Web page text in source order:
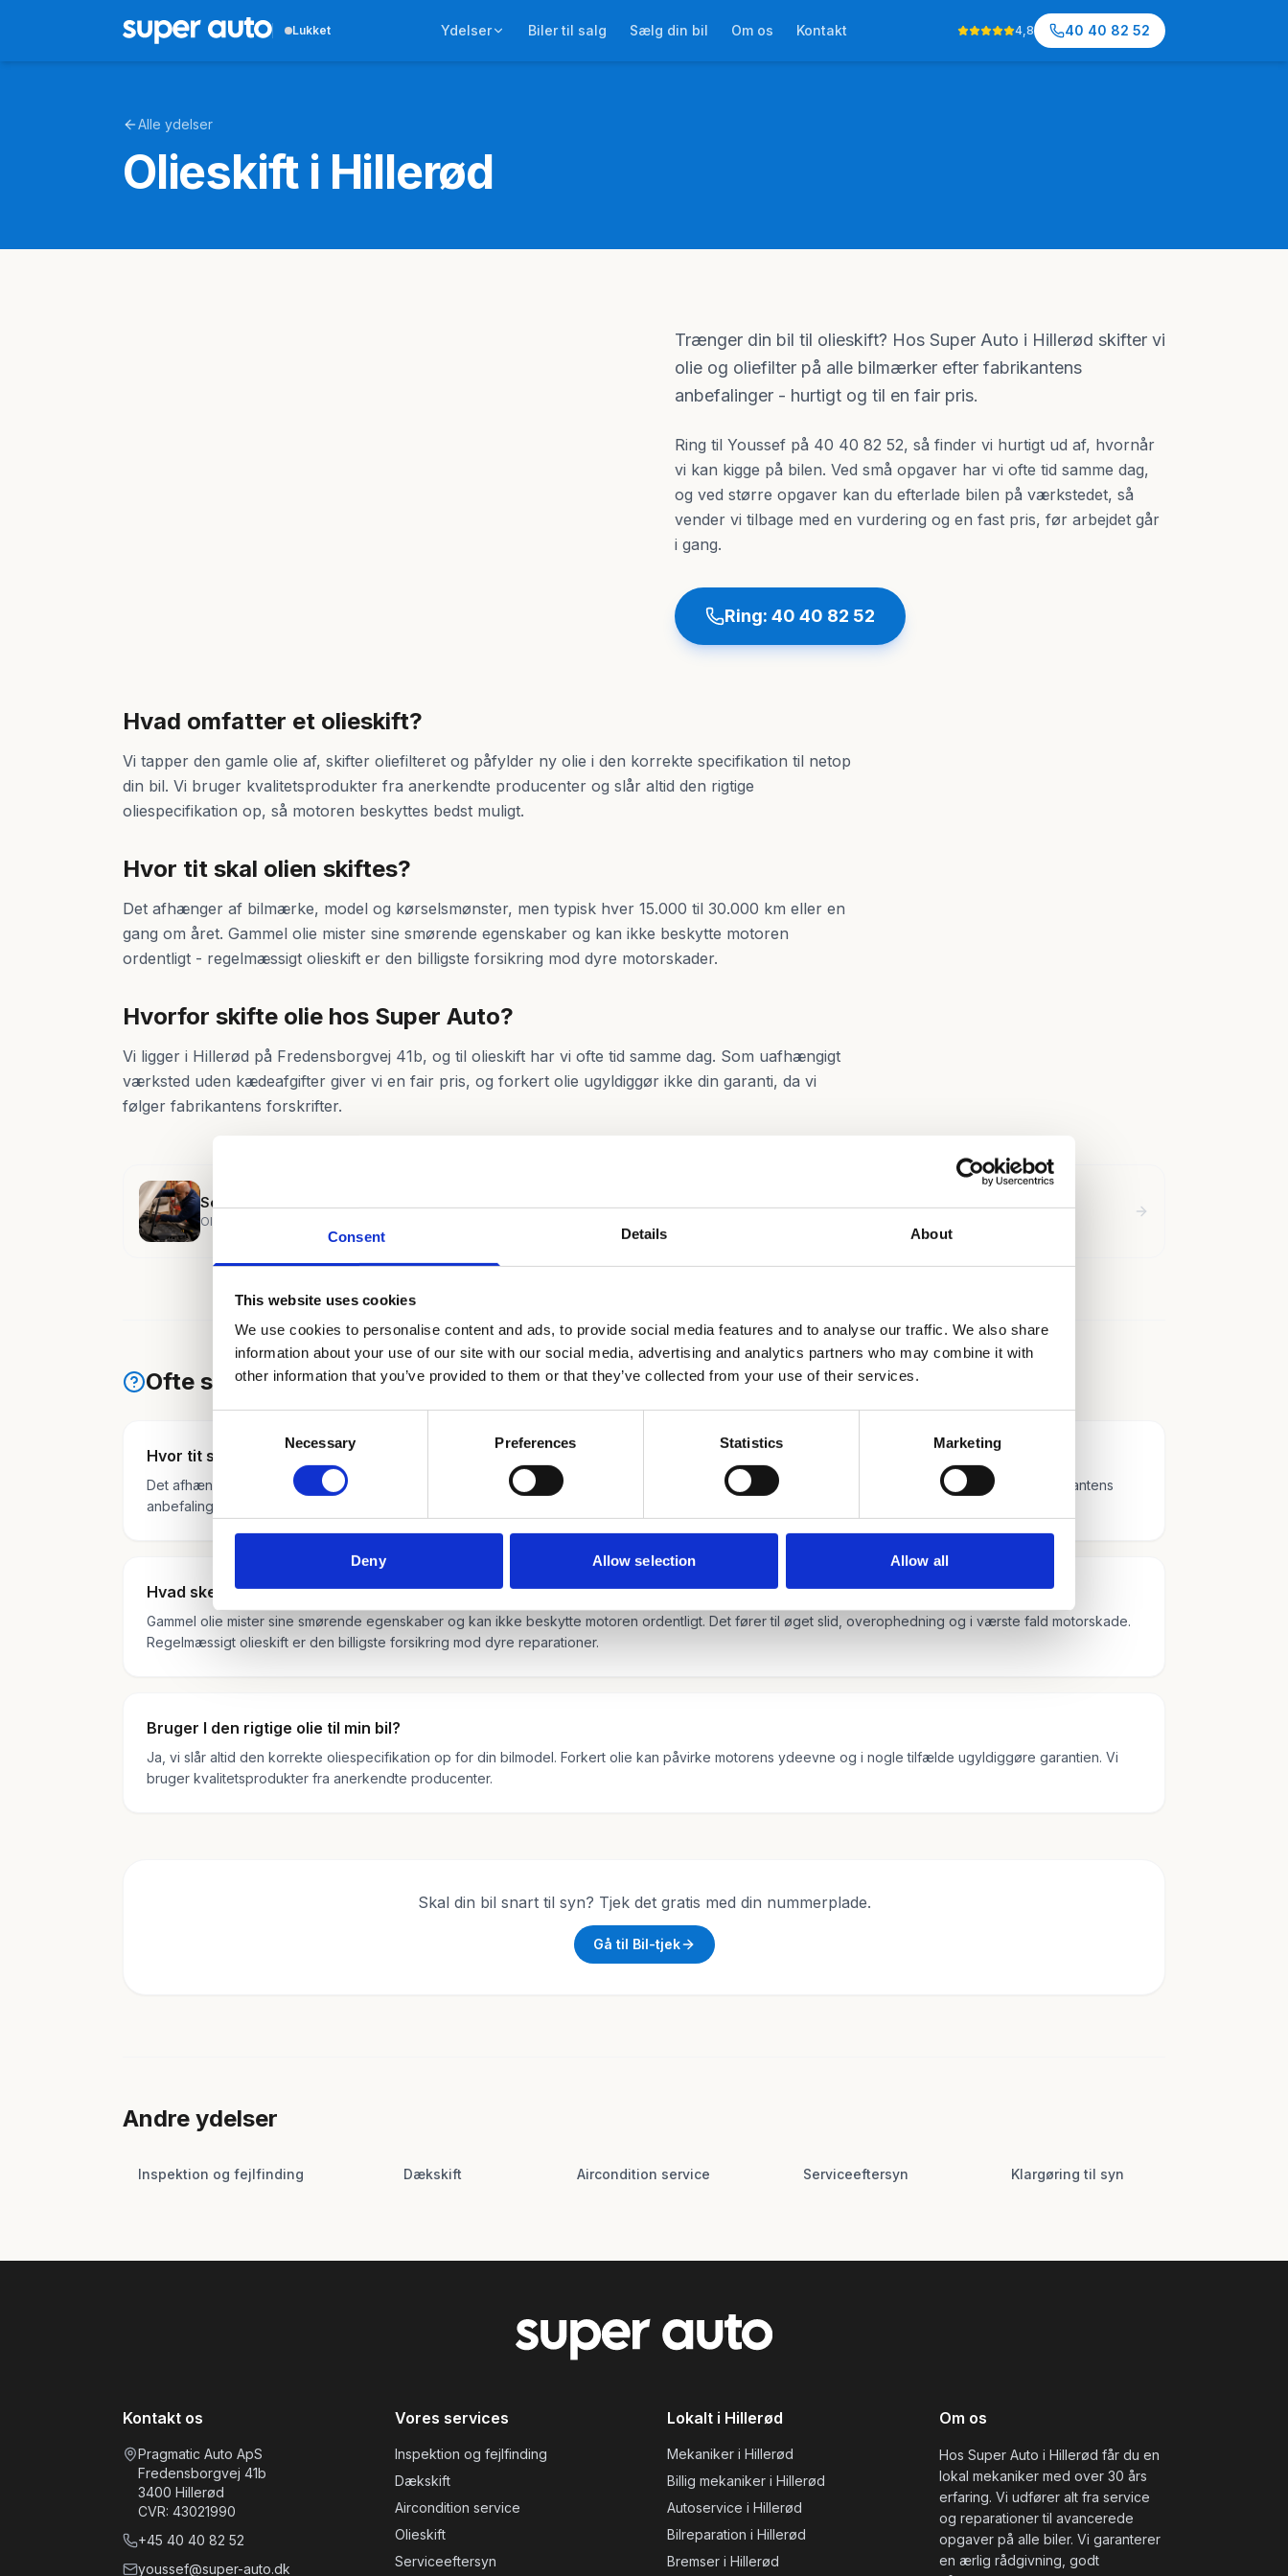
Consent Details About
This website uses cookies
We use cookies to personalise content and ads, to provide social media features and to analyse our traffic. We also share
information about your use of our site with our social media, advertising and analytics partners who may combine it with
other information that you’ve provided to them or that they’ve collected from your use of their services.
Necessary Preferences Statistics Marketing
Deny Allow selection Allow all
Lukket Ydelser Biler til salg Sælg din bil Om os Kontakt 4,8 40 40 82 52
Alle ydelser
Olieskift i Hillerød
Trænger din bil til olieskift? Hos Super Auto i Hillerød skifter vi
olie og oliefilter på alle bilmærker efter fabrikantens
anbefalinger - hurtigt og til en fair pris.
Ring til Youssef på 40 40 82 52, så finder vi hurtigt ud af, hvornår
vi kan kigge på bilen. Ved små opgaver har vi ofte tid samme dag,
og ved større opgaver kan du efterlade bilen på værkstedet, så
vender vi tilbage med en vurdering og en fast pris, før arbejdet går
i gang.
Ring: 40 40 82 52
Hvad omfatter et olieskift?
Vi tapper den gamle olie af, skifter oliefilteret og påfylder ny olie i den korrekte specifikation til netop
din bil. Vi bruger kvalitetsprodukter fra anerkendte producenter og slår altid den rigtige
oliespecifikation op, så motoren beskyttes bedst muligt.
Hvor tit skal olien skiftes?
Det afhænger af bilmærke, model og kørselsmønster, men typisk hver 15.000 til 30.000 km eller en
gang om året. Gammel olie mister sine smørende egenskaber og kan ikke beskytte motoren
ordentligt - regelmæssigt olieskift er den billigste forsikring mod dyre motorskader.
Hvorfor skifte olie hos Super Auto?
Vi ligger i Hillerød på Fredensborgvej 41b, og til olieskift har vi ofte tid samme dag. Som uafhængigt
værksted uden kædeafgifter giver vi en fair pris, og forkert olie ugyldiggør ikke din garanti, da vi
følger fabrikantens forskrifter.
Serviceeftersyn
Olieskift er inkluderet i et fuldt serviceeftersyn
Ofte stillede spørgsmål
Hvor tit skal olien skiftes?
Det afhænger af bilmærke, model og kørselsmønster. Typisk anbefales olieskift hver 15.000-30.000 km eller én gang om året. Vi følger altid fabrikantens
anbefalinger for netop din bil.
Hvad sker der hvis jeg kører for længe uden olieskift?
Gammel olie mister sine smørende egenskaber og kan ikke beskytte motoren ordentligt. Det fører til øget slid, overophedning og i værste fald motorskade.
Regelmæssigt olieskift er den billigste forsikring mod dyre reparationer.
Bruger I den rigtige olie til min bil?
Ja, vi slår altid den korrekte oliespecifikation op for din bilmodel. Forkert olie kan påvirke motorens ydeevne og i nogle tilfælde ugyldiggøre garantien. Vi
bruger kvalitetsprodukter fra anerkendte producenter.
Skal din bil snart til syn? Tjek det gratis med din nummerplade.
Gå til Bil-tjek
Andre ydelser
Inspektion og fejlfinding Dækskift Aircondition service Serviceeftersyn Klargøring til syn
Kontakt os
Pragmatic Auto ApS
Fredensborgvej 41b
3400 Hillerød
CVR: 43021990
+45 40 40 82 52
youssef@super-auto.dk
Vores services
Inspektion og fejlfinding
Dækskift
Aircondition service
Olieskift
Serviceeftersyn
Lokalt i Hillerød
Mekaniker i Hillerød
Billig mekaniker i Hillerød
Autoservice i Hillerød
Bilreparation i Hillerød
Bremser i Hillerød
Om os
Hos Super Auto i Hillerød får du en
lokal mekaniker med over 30 års
erfaring. Vi udfører alt fra service
og reparationer til avancerede
opgaver på alle biler. Vi garanterer
en ærlig rådgivning, godt